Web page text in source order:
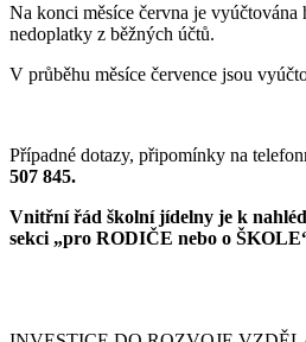
Na konci měsíce června je vyúčtována
nedoplatky z běžných účtů.
V průběhu měsíce července jsou
Případné dotazy, připomínky na
507 845.
Vnitřní řád školní jídelny je k
sekci „pro RODIČE nebo o